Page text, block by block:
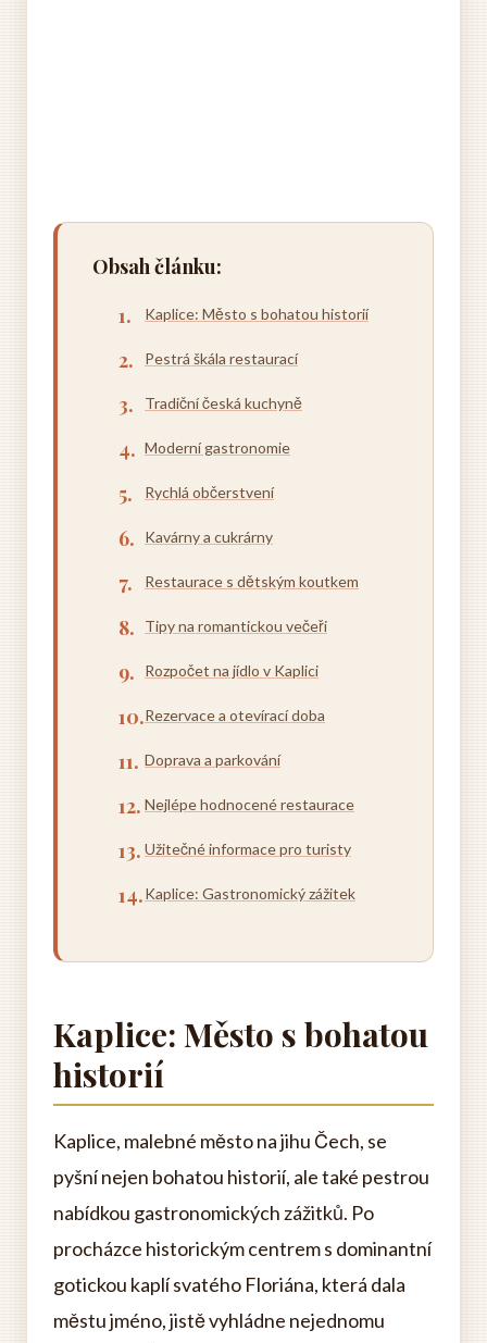
Obsah článku:
Kaplice: Město s bohatou historií
Pestrá škála restaurací
Tradiční česká kuchyně
Moderní gastronomie
Rychlá občerstvení
Kavárny a cukrárny
Restaurace s dětským koutkem
Tipy na romantickou večeři
Rozpočet na jídlo v Kaplici
Rezervace a otevírací doba
Doprava a parkování
Nejlépe hodnocené restaurace
Užitečné informace pro turisty
Kaplice: Gastronomický zážitek
Kaplice: Město s bohatou
historií
Kaplice, malebné město na jihu Čech, se
pyšní nejen bohatou historií, ale také pestrou
nabídkou gastronomických zážitků. Po
procházce historickým centrem s dominantní
gotickou kaplí svatého Floriána, která dala
městu jméno, jistě vyhládne nejednomu